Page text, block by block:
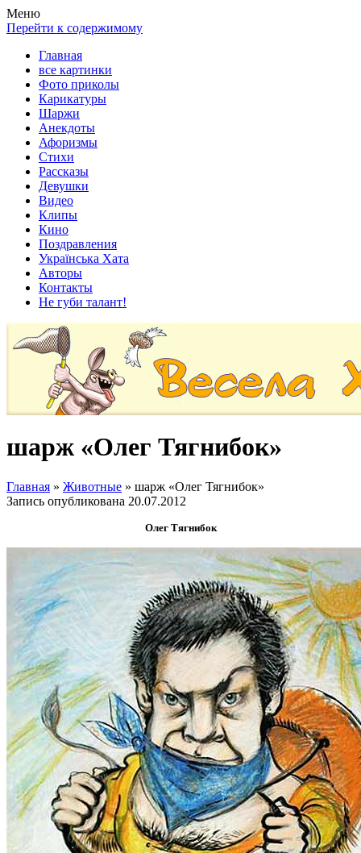
Весела хата — прикольные картинки, смешные истории,
клипы!
Покажем всем ваши фото приколы, карикатуры, шаржи, стихи,
рассказы, видео и песни!
Меню
Перейти к содержимому
Главная
все картинки
Фото приколы
Карикатуры
Шаржи
Анекдоты
Афоризмы
Стихи
Рассказы
Девушки
Видео
Клипы
Кино
Поздравления
Українська Хата
Авторы
Контакты
Не губи талант!
шарж «Олег Тягнибок»
Главная » Животные » шарж «Олег Тягнибок»
Запись опубликована 20.07.2012
Олег Тягнибок